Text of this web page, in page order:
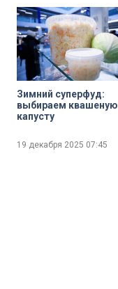
Зимний суперфуд:
выбираем квашеную
капусту
19 декабря 2025 07:45